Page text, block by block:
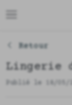
Retour
Lingerie
Publié le 18/05/